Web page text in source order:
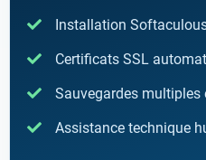
Installation
Certificats SSL
Sauvegardes
Assistance technique